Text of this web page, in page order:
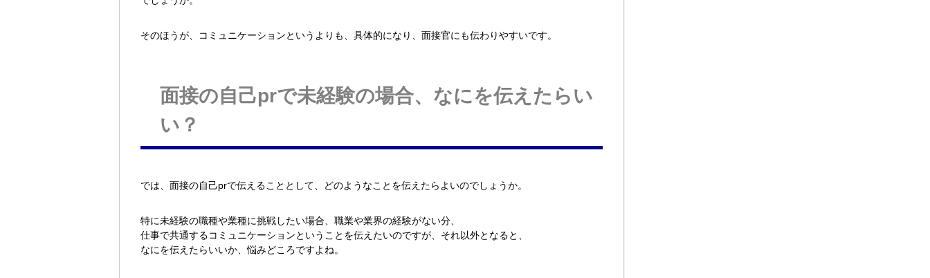
そのほうが、コミュニケーションというよりも、具体的になり、面接官にも伝わりやすいです。
面接の自己prで未経験の場合、なにを伝えたらい
い？
では、面接の自己prで伝えることとして、どのようなことを伝えたらよいのでしょうか。
特に未経験の職種や業種に挑戦したい場合、職業や業界の経験がない分、
仕事で共通するコミュニケーションということを伝えたいのですが、それ以外となると、
なにを伝えたらいいか、悩みどころですよね。